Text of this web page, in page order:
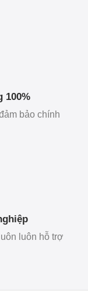
100%
bảo chính
luôn hỗ trợ